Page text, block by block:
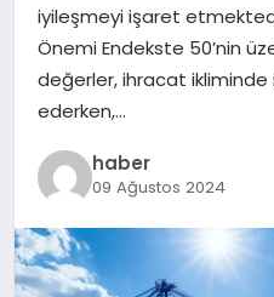
iyileşmeyi işaret
Önemi Endekste 50’nin
değerler, ihracat
ederken,…
haber
09 Ağustos 2024